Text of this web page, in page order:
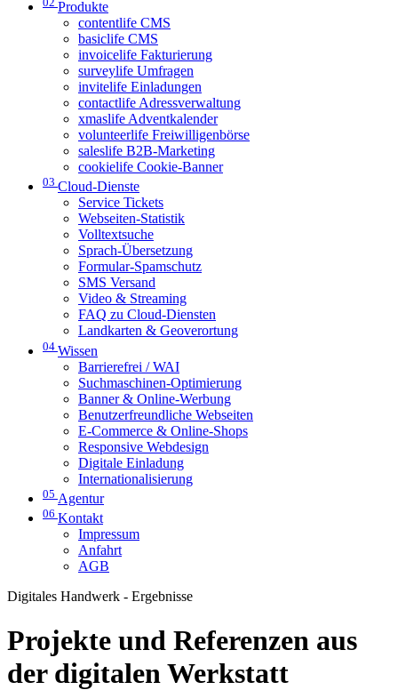
Produkte
contentlife CMS
basiclife CMS
invoicelife Fakturierung
surveylife Umfragen
invitelife Einladungen
contactlife Adressverwaltung
xmaslife Adventkalender
volunteerlife Freiwilligenbörse
saleslife B2B-Marketing
cookielife Cookie-Banner
03 Cloud-Dienste
Service Tickets
Webseiten-Statistik
Volltextsuche
Sprach-Übersetzung
Formular-Spamschutz
SMS Versand
Video & Streaming
FAQ zu Cloud-Diensten
Landkarten & Geoverortung
04 Wissen
Barrierefrei / WAI
Suchmaschinen-Optimierung
Banner & Online-Werbung
Benutzerfreundliche Webseiten
E-Commerce & Online-Shops
Responsive Webdesign
Digitale Einladung
Internationalisierung
05 Agentur
06 Kontakt
Impressum
Anfahrt
AGB
Digitales Handwerk - Ergebnisse
Projekte und Referenzen aus
der digitalen Werkstatt